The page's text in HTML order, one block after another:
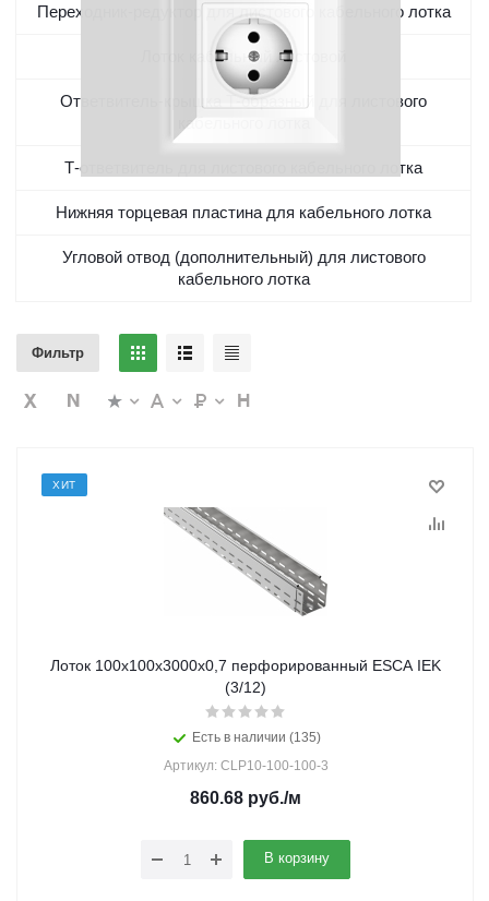
Переходник-редуктор для листового кабельного лотка
Лоток кабельный листовой
Ответвитель-крышка Т-образный для листового
кабельного лотка
Т-ответвитель для листового кабельного лотка
Нижняя торцевая пластина для кабельного лотка
Угловой отвод (дополнительный) для листового
кабельного лотка
Фильтр
ХИТ
Лоток 100х100х3000х0,7 перфорированный ESCA IEK
(3/12)
Есть в наличии (135)
Артикул: CLP10-100-100-3
860.68 руб./м
В корзину